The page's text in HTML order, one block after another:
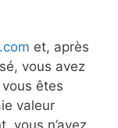
et, après
vous avez
êtes
valeur
vous n’avez